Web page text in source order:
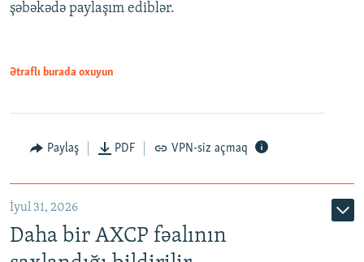
şəbəkədə paylaşım ediblər.
Ətraflı burada oxuyun
Paylaş PDF VPN-siz açmaq
İyul 31, 2026
Daha bir AXCP fəalının